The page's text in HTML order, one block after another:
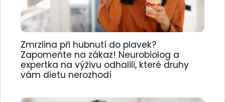
Zmrzlina při hubnutí do plavek?
Zapomeňte na zákaz! Neurobiolog a
expertka na výživu odhalili, které druhy
vám dietu nerozhodí